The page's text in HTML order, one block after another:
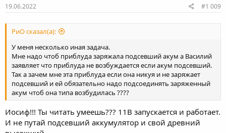
19.06.2022 #1 009
РиО сказал(а):
У меня несколько иная задача.
Мне надо чтоб приблуда заряжала подсевший акум а Василий
заявляет что приблуда не возбуждается если акум подсевший.
Так а зачем мне эта приблуда если она никуя и не заряжает
подсевший и ей обязательно надо подсоединять заряженный
акум чтоб она типа возбудилась ????
Иосиф!!! Ты читать умеешь??? 11В запускается и работает.
И не путай подсевший аккумулятор и свой древний